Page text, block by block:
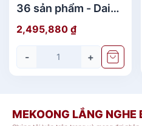
36 sản phẩm - Daisy
- Bóng Bay
2,495,880 ₫
- +
MEKOONG LẮNG NGHE